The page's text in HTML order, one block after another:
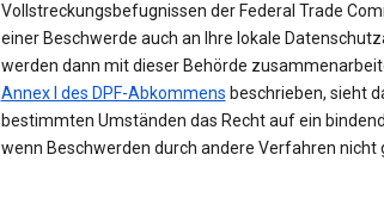
Vollstreckungsbefugnissen der Federal Trade
einer Beschwerde auch an Ihre lokale
werden dann mit dieser Behörde
Annex I des DPF-Abkommens beschrieben, sieht
bestimmten Umständen das Recht auf ein
wenn Beschwerden durch andere Verfahren nicht